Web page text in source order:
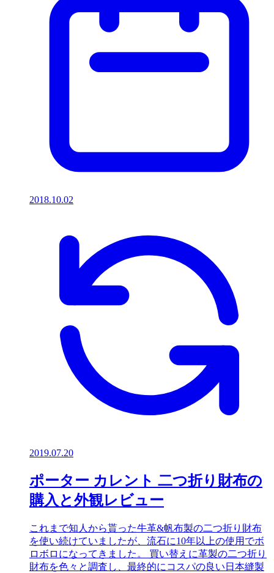
2018.10.02
2019.07.20
ポーター カレント 二つ折り財布の
購入と外観レビュー
これまで知人から貰った牛革&帆布製の二つ折り財布
を使い続けていましたが、流石に10年以上の使用でボ
ロボロになってきました。 買い替えに革製の二つ折り
財布を色々と調査し、最終的にコスパの良い日本縫製